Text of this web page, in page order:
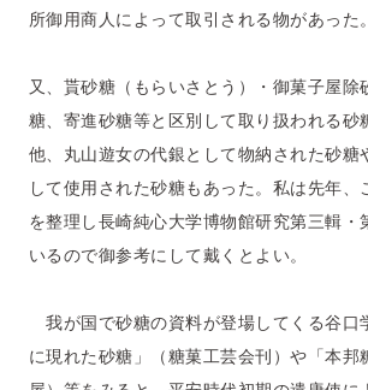
所御用商人によって取引される物があった。
又、貰砂糖（もらいさとう）・御菓子屋除
糖、寄進砂糖等と区別して取り扱われる砂
他、丸山遊女の代銀として物納された砂糖
して使用された砂糖もあった。私は先年、
を整理し長崎純心大学博物館研究第三輯・
いるので御参考にして戴くとよい。
我が国で砂糖の資料が登場してくる谷口
に現れた砂糖」（糖菓工芸会刊）や「本邦